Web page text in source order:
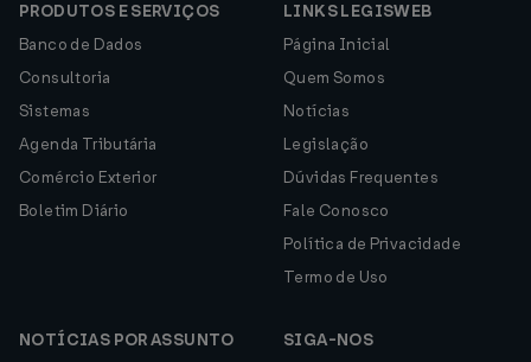
PRODUTOS E SERVIÇOS
Banco de Dados
Consultoria
Sistemas
Agenda Tributária
Comércio Exterior
Boletim Diário
LINKS LEGISWEB
Página Inicial
Quem Somos
Notícias
Legislação
Dúvidas Frequentes
Fale Conosco
Política de Privacidade
Termo de Uso
NOTÍCIAS POR ASSUNTO
SIGA-NOS